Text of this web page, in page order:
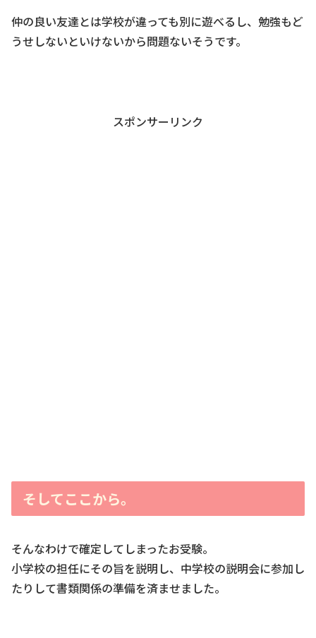
仲の良い友達とは学校が違っても別に遊べるし、勉強もど
うせしないといけないから問題ないそうです。
スポンサーリンク
そしてここから。
そんなわけで確定してしまったお受験。
小学校の担任にその旨を説明し、中学校の説明会に参加し
たりして書類関係の準備を済ませました。